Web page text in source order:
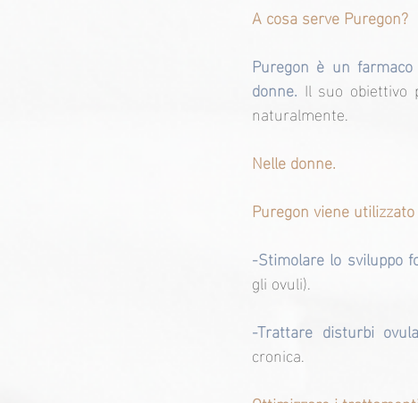
A cosa serve Puregon?
Puregon è un
donne. Il suo obiettivo
naturalmente.
Nelle donne.
Puregon viene
-Stimolare lo sviluppo
gli ovuli).
-Trattare disturbi
cronica.